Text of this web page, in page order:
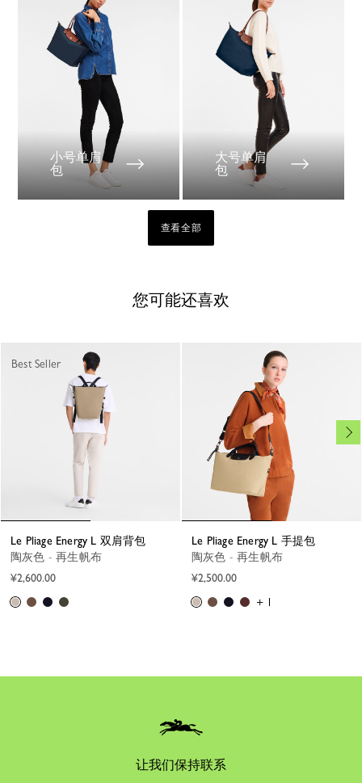
小号单肩
包
大号单肩
包
查看全部
您可能还喜欢
Le Pliage Energy L 双肩背包
陶灰色 - 再生帆布
¥2,600.00
Best Seller
Le Pliage Energy L 手提包
陶灰色 - 再生帆布
¥2,500.00
+ 1
让我们保持联系